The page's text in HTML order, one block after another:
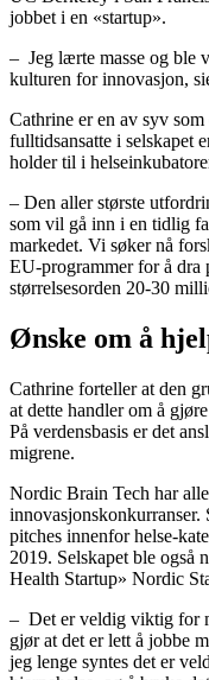
jobbet i en «startup».
– Jeg lærte masse og ble
kulturen for innovasjon,
Cathrine er en av syv
fulltidsansatte i selskapet
holder til i
– Den aller største
som vil gå inn i en tidlig
markedet. Vi søker nå
EU-programmer for å dra
størrelsesorden 20-30
Ønske om å
Cathrine forteller at den
at dette handler om å
På verdensbasis er det
migrene.
Nordic Brain Tech har
pitches innenfor helse-
2019. Selskapet ble også
Health Startup» Nordic
– Det er veldig viktig for
gjør at det er lett å jobbe
jeg lenge syntes det er